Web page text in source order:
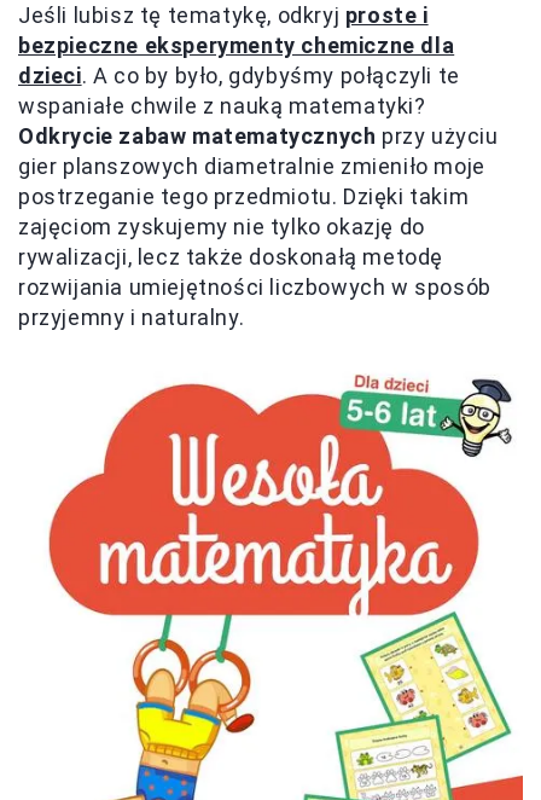
Jeśli lubisz tę tematykę, odkryj proste i
bezpieczne eksperymenty chemiczne dla
dzieci. A co by było, gdybyśmy połączyli te
wspaniałe chwile z nauką matematyki?
Odkrycie zabaw matematycznych przy użyciu
gier planszowych diametralnie zmieniło moje
postrzeganie tego przedmiotu. Dzięki takim
zajęciom zyskujemy nie tylko okazję do
rywalizacji, lecz także doskonałą metodę
rozwijania umiejętności liczbowych w sposób
przyjemny i naturalny.